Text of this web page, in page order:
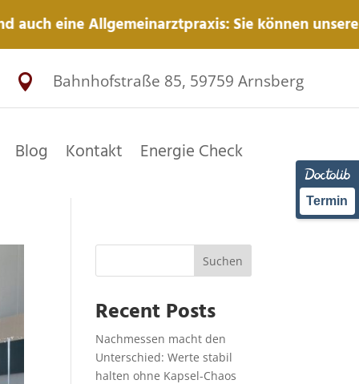
Termin
Allgemeinarztpraxis: Sie können unsere Praxis
 Bahnhofstraße 85, 59759 Arnsberg
Blog Kontakt Energie Check
Suchen
Recent Posts
Nachmessen macht den
Unterschied: Werte stabil
halten ohne Kapsel-Chaos